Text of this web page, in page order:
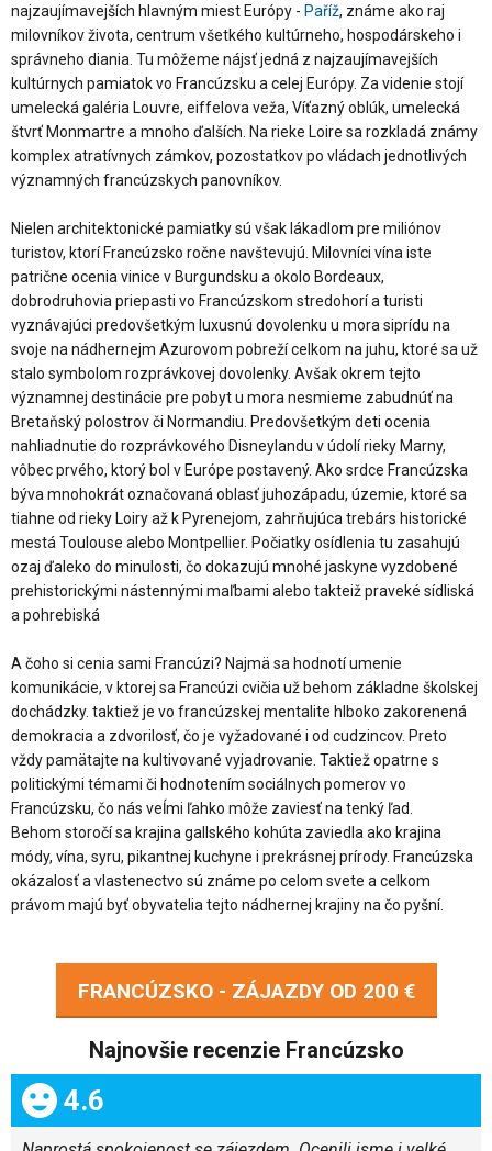
najzaujímavejších hlavným miest Európy - Paříž, známe ako raj
milovníkov života, centrum všetkého kultúrneho, hospodárskeho i
správneho diania. Tu môžeme nájsť jedná z najzaujímavejších
kultúrnych pamiatok vo Francúzsku a celej Európy. Za videnie stojí
umelecká galéria Louvre, eiffelova veža, Víťazný oblúk, umelecká
štvrť Monmartre a mnoho ďalších. Na rieke Loire sa rozkladá známy
komplex atratívnych zámkov, pozostatkov po vládach jednotlivých
významných francúzskych panovníkov.
Nielen architektonické pamiatky sú však lákadlom pre miliónov
turistov, ktorí Francúzsko ročne navštevujú. Milovníci vína iste
patrične ocenia vinice v Burgundsku a okolo Bordeaux,
dobrodruhovia priepasti vo Francúzskom stredohorí a turisti
vyznávajúci predovšetkým luxusnú dovolenku u mora siprídu na
svoje na nádhernejm Azurovom pobreží celkom na juhu, ktoré sa už
stalo symbolom rozprávkovej dovolenky. Avšak okrem tejto
významnej destinácie pre pobyt u mora nesmieme zabudnúť na
Bretaňský polostrov či Normandiu. Predovšetkým deti ocenia
nahliadnutie do rozprávkového Disneylandu v údolí rieky Marny,
vôbec prvého, ktorý bol v Európe postavený. Ako srdce Francúzska
býva mnohokrát označovaná oblasť juhozápadu, územie, ktoré sa
tiahne od rieky Loiry až k Pyrenejom, zahrňujúca trebárs historické
mestá Toulouse alebo Montpellier. Počiatky osídlenia tu zasahujú
ozaj ďaleko do minulosti, čo dokazujú mnohé jaskyne vyzdobené
prehistorickými nástennými maľbami alebo takteiž praveké sídliská
a pohrebiská
A čoho si cenia sami Francúzi? Najmä sa hodnotí umenie
komunikácie, v ktorej sa Francúzi cvičia už behom základne školskej
dochádzky. taktiež je vo francúzskej mentalite hlboko zakorenená
demokracia a zdvorilosť, čo je vyžadované i od cudzincov. Preto
vždy pamätajte na kultivované vyjadrovanie. Taktiež opatrne s
politickými témami či hodnotením sociálnych pomerov vo
Francúzsku, čo nás veĺmi ľahko môže zaviesť na tenký ľad.
Behom storočí sa krajina gallského kohúta zaviedla ako krajina
módy, vína, syru, pikantnej kuchyne i prekrásnej prírody. Francúzska
okázalosť a vlastenectvo sú známe po celom svete a celkom
právom majú byť obyvatelia tejto nádhernej krajiny na čo pyšní.
FRANCÚZSKO - ZÁJAZDY OD 200 €
Najnovšie recenzie Francúzsko
Celkom:
4.6